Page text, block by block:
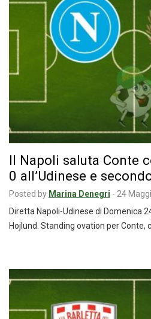
Il Napoli saluta Conte
0 all’Udinese e
Posted by Marina Denegri - 24
Diretta Napoli-Udinese di Domenica
Hojlund. Standing ovation per Conte,